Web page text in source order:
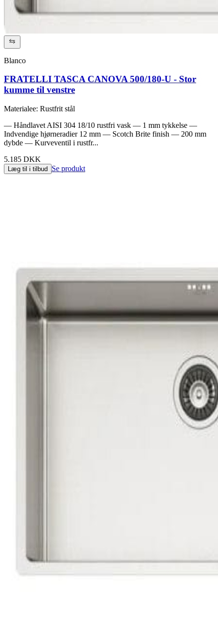
Blanco
FRATELLI TASCA CANOVA 500/180-U - Stor
kumme til venstre
Materialee: Rustfrit stål
— Håndlavet AISI 304 18/10 rustfri vask — 1 mm tykkelse —
Indvendige hjørneradier 12 mm — Scotch Brite finish — 200 mm
dybde — Kurveventil i rustfr...
5.185 DKK
Læg til i tilbud Se produkt